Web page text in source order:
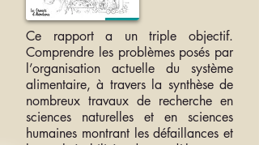
Ce rapport a un triple objectif.
Comprendre les problèmes posés par
l’organisation actuelle du système
alimentaire, à travers la synthèse de
nombreux travaux de recherche en
sciences naturelles et en sciences
humaines montrant les défaillances et